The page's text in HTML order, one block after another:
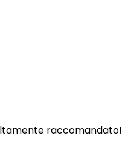
raccomandato!